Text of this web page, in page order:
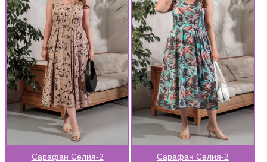
Сарафан Селия-2 Сарафан Селия-2